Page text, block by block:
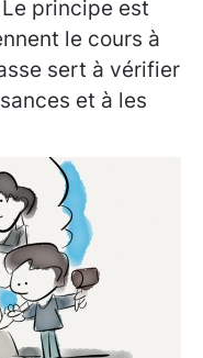
principe est
le cours à
sert à vérifier
et à les